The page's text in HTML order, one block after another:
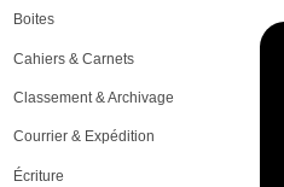
Boites
Cahiers & Carnets
Classement & Archivage
Courrier & Expédition
Écriture